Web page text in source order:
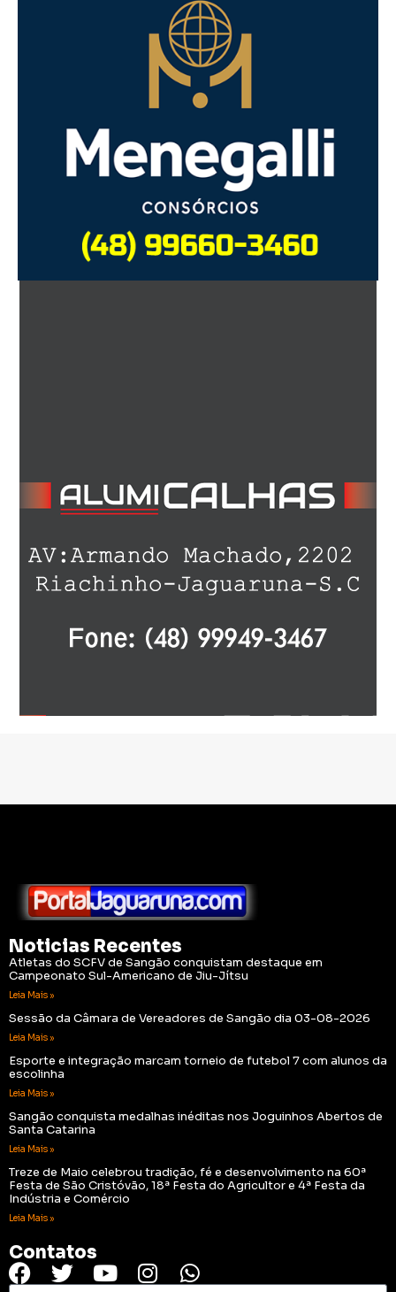
Noticias Recentes
Atletas do SCFV de Sangão conquistam destaque em
Campeonato Sul-Americano de Jiu-Jítsu
Leia Mais »
Sessão da Câmara de Vereadores de Sangão dia 03-08-2026
Leia Mais »
Esporte e integração marcam torneio de futebol 7 com alunos da
escolinha
Leia Mais »
Sangão conquista medalhas inéditas nos Joguinhos Abertos de
Santa Catarina
Leia Mais »
Treze de Maio celebrou tradição, fé e desenvolvimento na 60ª
Festa de São Cristóvão, 18ª Festa do Agricultor e 4ª Festa da
Indústria e Comércio
Leia Mais »
Contatos